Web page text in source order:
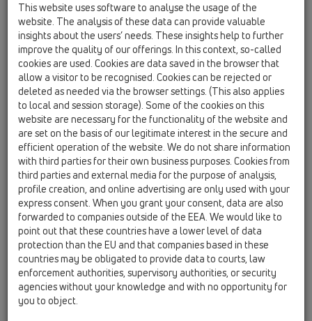
HL50FF.0/170
HL50FF.0/170
Низкий душевой лоток
(плоский) из
высококачественной
нержавеющей стали, с 2-мя
сифонами (DN50), без решётки.
В комплекте: инструкция по
монтажу, строительная
заглушка, гидроизоляционная
лента. Монтажная длина: 1700
This website uses software to analyse the usage of the
website. The analysis of these data can provide valuable
insights about the users’ needs. These insights help to further
improve the quality of our offerings. In this context, so-called
cookies are used. Cookies are data saved in the browser that
allow a visitor to be recognised. Cookies can be rejected or
deleted as needed via the browser settings. (This also applies
to local and session storage). Some of the cookies on this
website are necessary for the functionality of the website and
are set on the basis of our legitimate interest in the secure and
efficient operation of the website. We do not share information
with third parties for their own business purposes. Cookies from
third parties and external media for the purpose of analysis,
profile creation, and online advertising are only used with your
express consent. When you grant your consent, data are also
forwarded to companies outside of the EEA. We would like to
point out that these countries have a lower level of data
protection than the EU and that companies based in these
countries may be obligated to provide data to courts, law
enforcement authorities, supervisory authorities, or security
agencies without your knowledge and with no opportunity for
you to object.